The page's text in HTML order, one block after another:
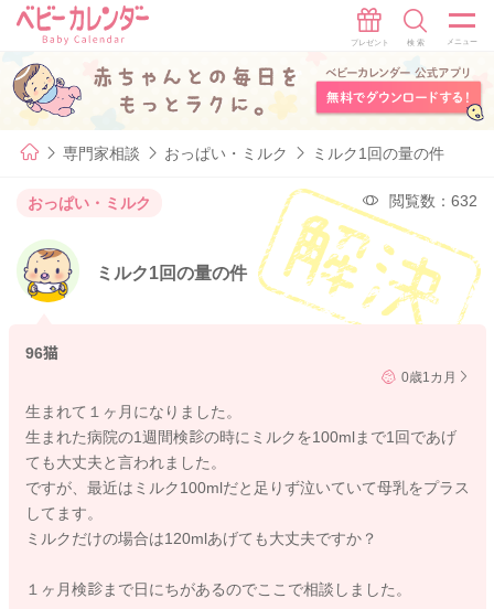
専門家相談 おっぱい・ミルク ミルク1回の量の件
おっぱい・ミルク 閲覧数：632
ミルク1回の量の件
96猫
0歳1カ月
生まれて１ヶ月になりました。
生まれた病院の1週間検診の時にミルクを100mlまで1回であげ
ても大丈夫と言われました。
ですが、最近はミルク100mlだと足りず泣いていて母乳をプラス
してます。
ミルクだけの場合は120mlあげても大丈夫ですか？
１ヶ月検診まで日にちがあるのでここで相談しました。